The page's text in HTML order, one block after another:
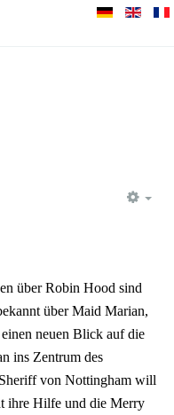
über Robin Hood sind
über Maid Marian,
neuen Blick auf die
ins Zentrum des
von Nottingham will
ihre Hilfe und die Merry